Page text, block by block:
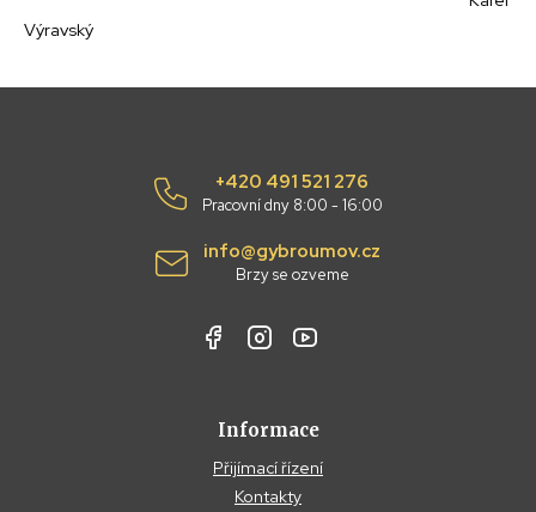
Výravský
+420 491 521 276
Pracovní dny 8:00 - 16:00
info@gybroumov.cz
Brzy se ozveme
Informace
Přijímací řízení
Kontakty